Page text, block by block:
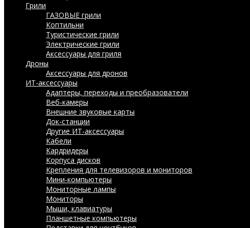
Грили
ГАЗОВЫЕ грили
Коптильни
Туристические грили
Электрические грили
Аксессуары для гриля
Дроны
Аксессуары для дронов
ИТ-аксессуары
Адаптеры, переходы и преобразователи
Веб-камеры
Внешние звуковые карты
Док-станции
Другие ИТ-аксессуары
Кабели
Кардридеры
Корпуса дисков
Крепления для телевизоров и мониторов
Мини-компьютеры
Мониторные лампы
Мониторы
Мыши, клавиатуры
Планшетные компьютеры